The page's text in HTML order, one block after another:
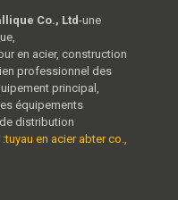
Co., Ltd-une
en acier, construction
professionnel des
principal,
équipements
distribution
:tuyau en acier abter co.,